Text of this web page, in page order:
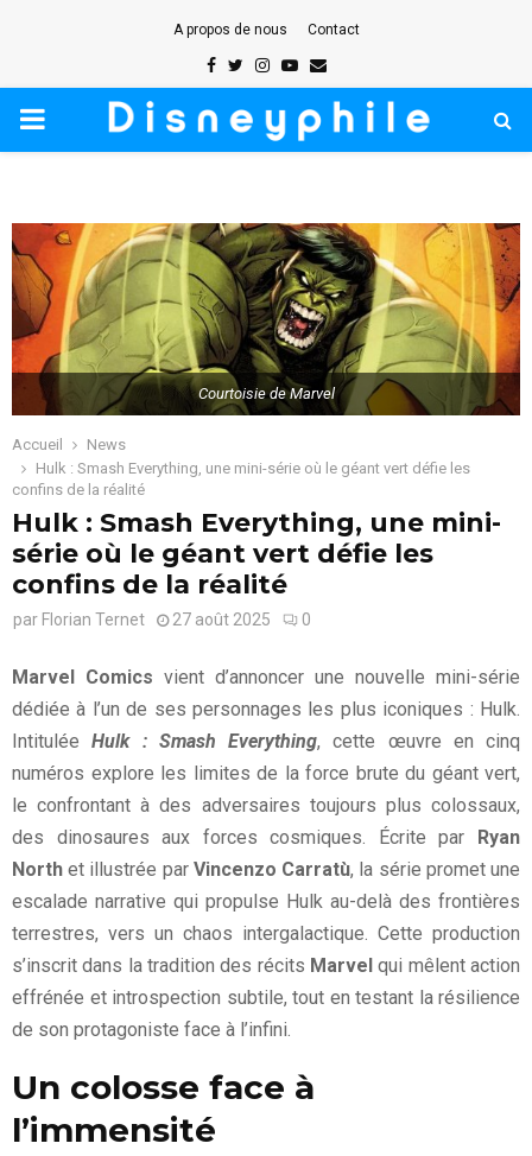
A propos de nous Contact
Facebook
TwitterInstagram
Youtube
Email
PRIMARY
Courtoisie de Marvel
Accueil
News
Hulk : Smash Everything, une mini-série où le géant vert défie les
confins de la réalité
Hulk : Smash Everything, une mini-
série où le géant vert défie les
confins de la réalité
par Florian Ternet 27 août 2025 0
Marvel Comics vient d’annoncer une nouvelle mini-série
dédiée à l’un de ses personnages les plus iconiques : Hulk.
IntituléeHulk : Smash Everything, cette œuvre en cinq
numéros explore les limites de la force brute du géant vert,
le confrontant à des adversaires toujours plus colossaux,
des dinosaures aux forces cosmiques. Écrite par Ryan
North et illustrée par Vincenzo Carratù, la série promet une
escalade narrative qui propulse Hulk au-delà des frontières
terrestres, vers un chaos intergalactique. Cette production
s’inscrit dans la tradition des récits Marvel qui mêlent action
effrénée et introspection subtile, tout en testant la résilience
de son protagoniste face à l’infini.
Un colosse face à
l’immensité